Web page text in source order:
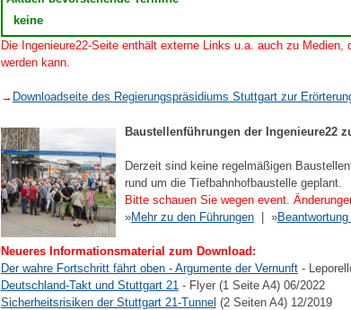
keine
Die Ingenieure22-Seite enthält externe Links u.a. auch zu
werden kann.
→ Downloadseite des Regierungspräsidiums Stuttgart zur
Baustellenführungen der Ingenieure22
Derzeit sind keine regelmäßigen
rund um die Tiefbahnhofbaustelle geplant.
Bitte schauen Sie wegen event.
»Mehr zu den Führungen| »
Neueres Informationsmaterial zum Download:
Der wahre Fortschritt fährt oben - Argumente der Vernunft-
Deutschland-Takt und Stuttgart 21 - Flyer (1 Seite A4) 06/2022
Sicherheitsrisiken der Stuttgart 21-Tunnel (2 Seiten A4) 12/2019